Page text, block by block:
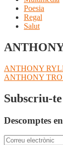
Poesia
Regal
Salut
Navegació
d'entrades
Entrada
anterior:
ANTHONY
Pròxima
ANTHONY
Subscriu-
Descomptes